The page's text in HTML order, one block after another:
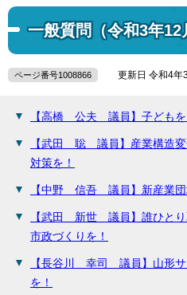
一般質問（令和3年12
ページ番号1008866 更新日 令和4年
【高橋 公夫 議員】子どもを
【武田 聡 議員】産業構造変
対策を！
【中野 信吾 議員】新産業団
【武田 新世 議員】誰ひとり
市政づくりを！
【長谷川 幸司 議員】山形サ
を！